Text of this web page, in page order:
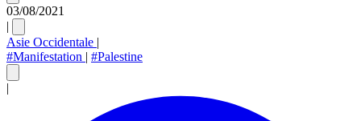
03/08/2021
|
Asie Occidentale |
#Manifestation | #Palestine
|